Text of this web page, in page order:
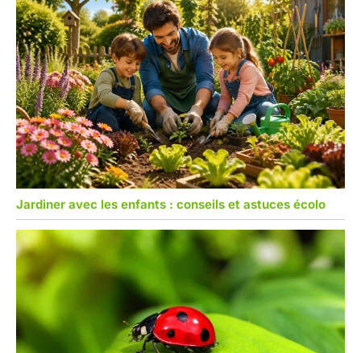
Jardiner avec les enfants : conseils et astuces écolo